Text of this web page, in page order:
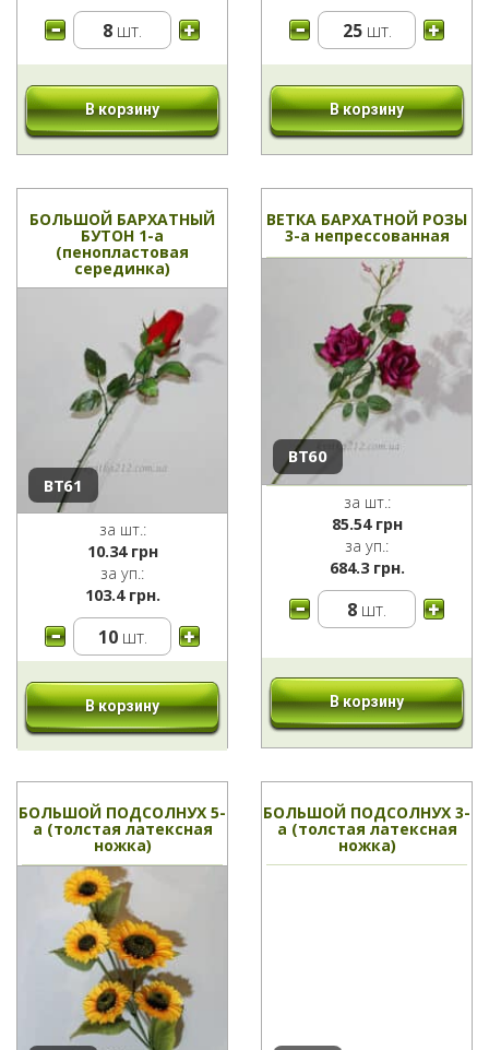
8 шт.
В корзину
25шт.
В корзину
БОЛЬШОЙ БАРХАТНЫЙ
БУТОН 1-а
(пенопластовая
серединка)
ВТ61
за шт.:
10.34 грн
за уп.:
103.4 грн.
10шт.
В корзину
ВЕТКА БАРХАТНОЙ РОЗЫ
3-а непрессованная
ВТ60
за шт.:
85.54 грн
за уп.:
684.3 грн.
8 шт.
В корзину
БОЛЬШОЙ ПОДСОЛНУХ 5-
а (толстая латексная
ножка)
БОЛЬШОЙ ПОДСОЛНУХ 3-
а (толстая латексная
ножка)